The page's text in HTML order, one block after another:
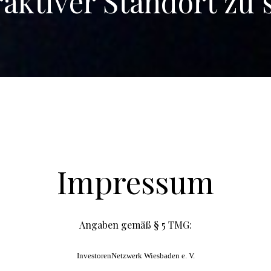
Impressum
Angaben gemäß § 5 TMG:
InvestorenNetzwerk Wiesbaden e. V.